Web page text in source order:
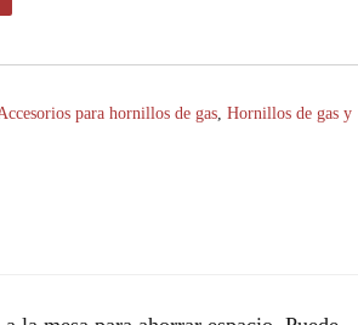
para hornillos de gas, Hornillos de gas y